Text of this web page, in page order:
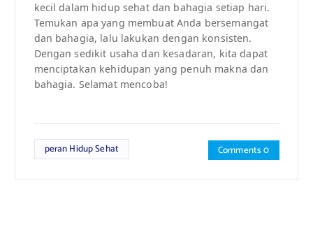
kecil dalam hidup sehat dan bahagia setiap hari.
Temukan apa yang membuat Anda bersemangat
dan bahagia, lalu lakukan dengan konsisten.
Dengan sedikit usaha dan kesadaran, kita dapat
menciptakan kehidupan yang penuh makna dan
bahagia. Selamat mencoba!
peran Hidup Sehat Comments 0